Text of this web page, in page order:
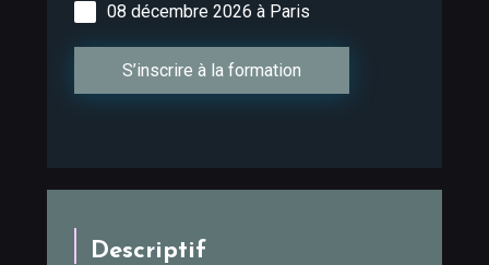
08 décembre 2026 à Paris
S’inscrire à la formation
Descriptif